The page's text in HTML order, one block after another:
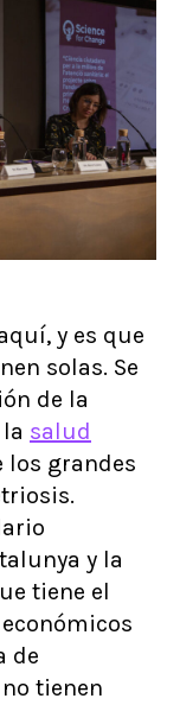
y es que
solas. Se
de la
salud
los grandes
y la
tiene el
de
tienen